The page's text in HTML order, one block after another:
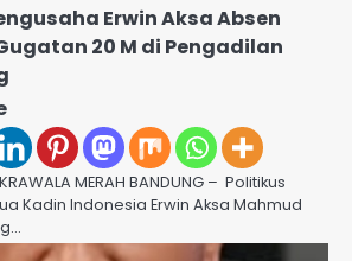
Erwin Aksa Absen
20 M di Pengadilan
MERAH BANDUNG – Politikus
Kadin Indonesia Erwin Aksa Mahmud